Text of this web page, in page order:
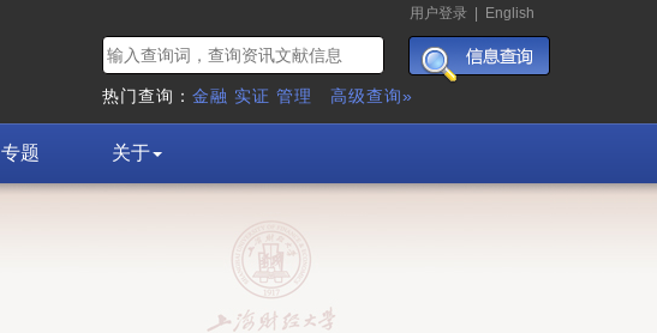
用户登录 English
热门查询： 金融 实证 管理 高级查询»
专题 关于